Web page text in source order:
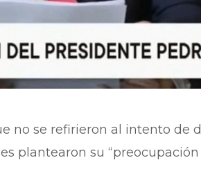
no se refirieron al intento de
plantearon su